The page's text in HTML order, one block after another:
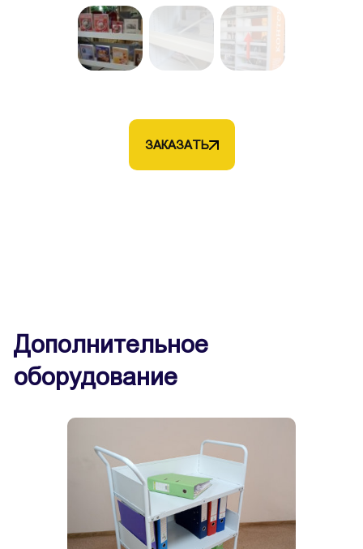
ЗАКАЗАТЬ
Дополнительное
оборудование